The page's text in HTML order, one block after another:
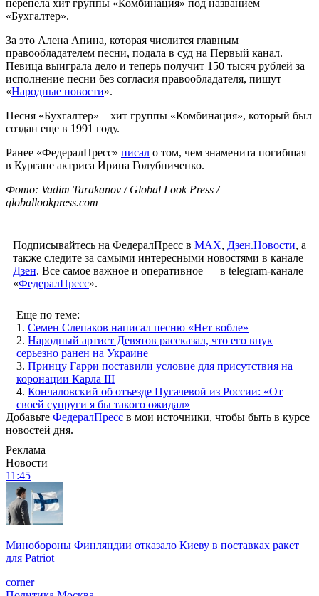
перепела хит группы «Комбинация» под названием
«Бухгалтер».
За это Алена Апина, которая числится главным
правообладателем песни, подала в суд на Первый канал.
Певица выиграла дело и теперь получит 150 тысяч рублей за
исполнение песни без согласия правообладателя, пишут
«Народные новости».
Песня «Бухгалтер» – хит группы «Комбинация», который был
создан еще в 1991 году.
Ранее «ФедералПресс» писал о том, чем знаменита погибшая
в Кургане актриса Ирина Голубниченко.
Фото: Vadim Tarakanov / Global Look Press /
globallookpress.com
Подписывайтесь на ФедералПресс в МАХ, Дзен.Новости, а
также следите за самыми интересными новостями в канале
Дзен. Все самое важное и оперативное — в telegram-канале
«ФедералПресс».
Еще по теме:
1. Семен Слепаков написал песню «Нет вобле»
2. Народный артист Девятов рассказал, что его внук
серьезно ранен на Украине
3. Принцу Гарри поставили условие для присутствия на
коронации Карла III
4. Кончаловский об отъезде Пугачевой из России: «От
своей супруги я бы такого ожидал»
Добавьте ФедералПресс в мои источники, чтобы быть в курсе
новостей дня.
Реклама
Новости
11:45
Минобороны Финляндии отказало Киеву в поставках ракет
для Patriot
corner